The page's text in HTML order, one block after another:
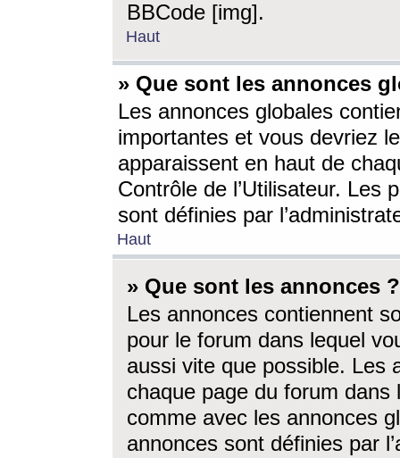
BBCode [img].
Haut
» Que sont les annonces
Les annonces globales
importantes et vous devriez
apparaissent en haut de
Contrôle de l’Utilisateur. Les
sont définies par
Haut
» Que sont les annonces ?
Les annonces contiennent
pour le forum dans lequel
aussi vite que possible. Les
chaque page du forum dans
comme avec les annonces
annonces sont définies par